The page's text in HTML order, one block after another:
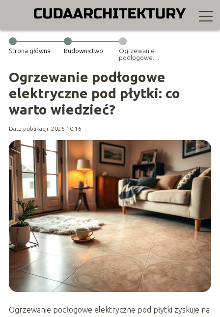
Strona główna Budownictwo
Ogrzewanie
podłogowe
płytki: co warto
wiedzieć?
Ogrzewanie podłogowe
elektryczne pod płytki: co
warto wiedzieć?
Data publikacji: 2025-10-16
Ogrzewanie podłogowe elektryczne pod płytki zyskuje na